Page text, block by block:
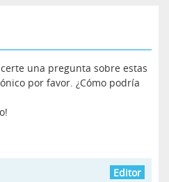
una pregunta sobre estas
por favor. ¿Cómo podría